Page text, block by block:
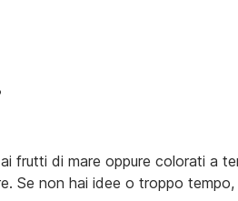
frutti di mare oppure colorati a
non hai idee o troppo